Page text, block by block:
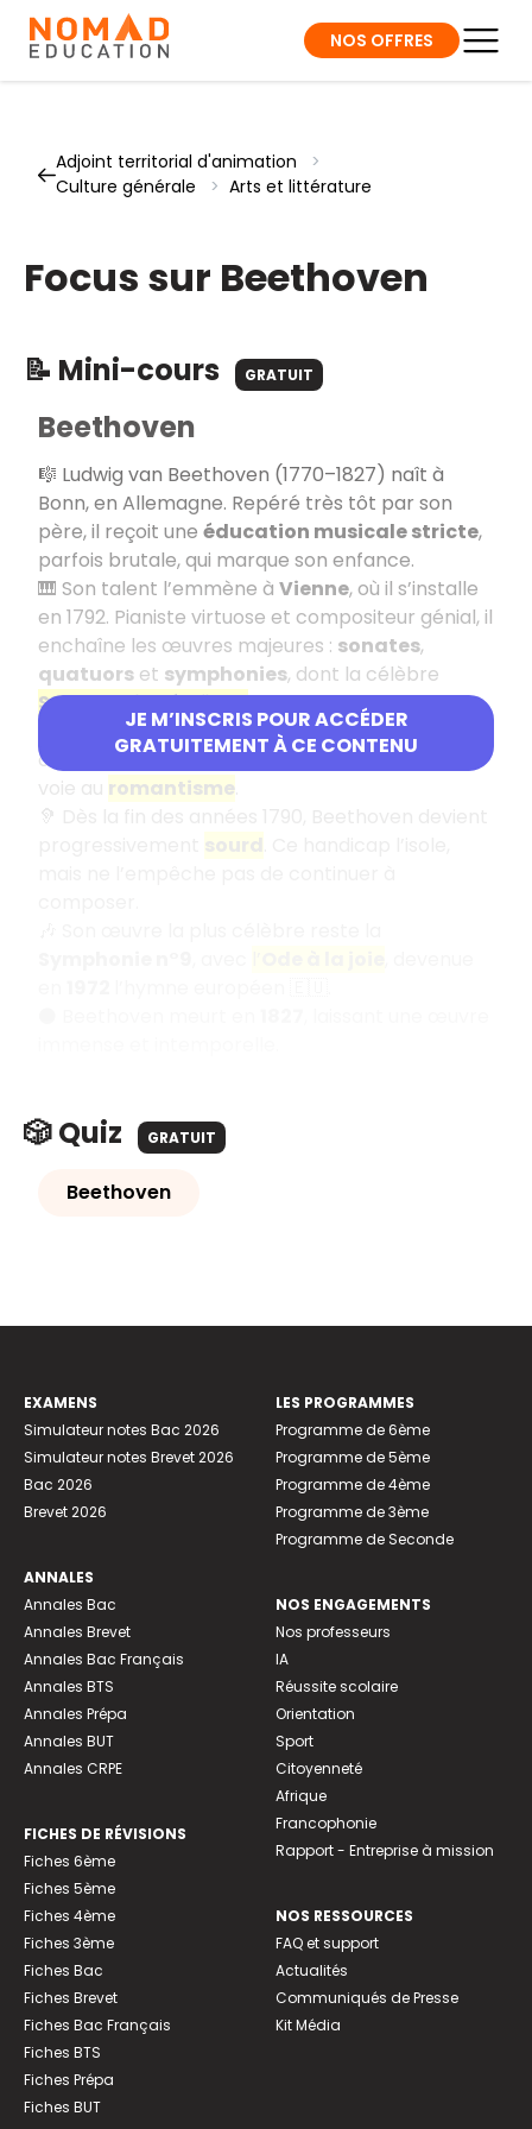
NOS OFFRES
Adjoint territorial d'animation
>
Culture générale
> Arts et littérature
Focus sur Beethoven
📝 Mini-cours GRATUIT
JE M’INSCRIS POUR ACCÉDER
GRATUITEMENT À CE CONTENU
Beethoven
🎼 Ludwig van Beethoven (1770–1827) naît à
Bonn, en Allemagne. Repéré très tôt par son
père, il reçoit une éducation musicale stricte,
parfois brutale, qui marque son enfance.
🎹 Son talent l’emmène à Vienne, où il s’installe
en 1792. Pianiste virtuose et compositeur génial, il
enchaîne les œuvres majeures : sonates,
quatuors et symphonies, dont la célèbre
Symphonie héroïque.
1804 et 1813, il est au sommet de sa
carrière et révolutionne la musique, ouvrant la
voie au romantisme
🎲 Quiz GRATUIT
Beethoven
EXAMENS
Simulateur notes Bac 2026
Simulateur notes Brevet 2026
Bac 2026
Brevet 2026
ANNALES
Annales Bac
Annales Brevet
Annales Bac Français
Annales BTS
Annales Prépa
Annales BUT
Annales CRPE
FICHES DE RÉVISIONS
Fiches 6ème
Fiches 5ème
Fiches 4ème
Fiches 3ème
Fiches Bac
Fiches Brevet
Fiches Bac Français
Fiches BTS
Fiches Prépa
Fiches BUT
LES PROGRAMMES
Programme de 6ème
Programme de 5ème
Programme de 4ème
Programme de 3ème
Programme de Seconde
NOS ENGAGEMENTS
Nos professeurs
IA
Réussite scolaire
Orientation
Sport
Citoyenneté
Afrique
Francophonie
Rapport - Entreprise à mission
NOS RESSOURCES
FAQ et support
Actualités
Communiqués de Presse
Kit Média